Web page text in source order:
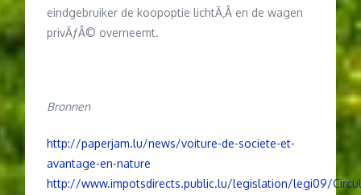
eindgebruiker de koopoptie lichtÃ‚Â en de wagen
privÃƒÂ© overneemt.
Bronnen
http://paperjam.lu/news/voiture-de-societe-et-
avantage-en-nature
http://www.impotsdirects.public.lu/legislation/legi09/